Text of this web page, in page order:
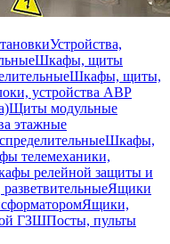
Устройства,
Шкафы, щиты
Шкафы, щиты,
устройства АВР
Щиты модульные
этажные
Шкафы,
телемеханики,
релейной защиты и
Ящики
Ящики,
ГЗШПосты, пульты